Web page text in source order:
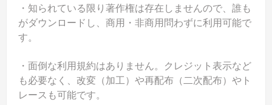
・知られている限り著作権は存在しませんので、誰も
がダウンロードし、商用・非商用問わずに利用可能で
す。
・面倒な利用規約はありません。クレジット表示など
も必要なく、改変（加工）や再配布（二次配布）やト
レースも可能です。